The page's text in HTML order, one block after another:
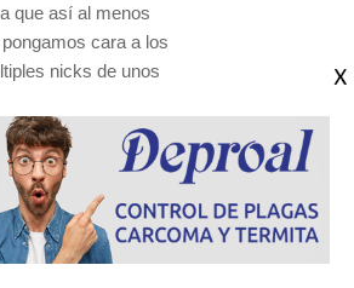
que así al menos
cara a los
nicks de unos
menos nos han
a algunos.
Dorito